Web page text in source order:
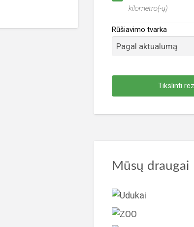
kilometro(-ų)
Rūšiavimo tvarka
Tikslinti
Mūsų draugai